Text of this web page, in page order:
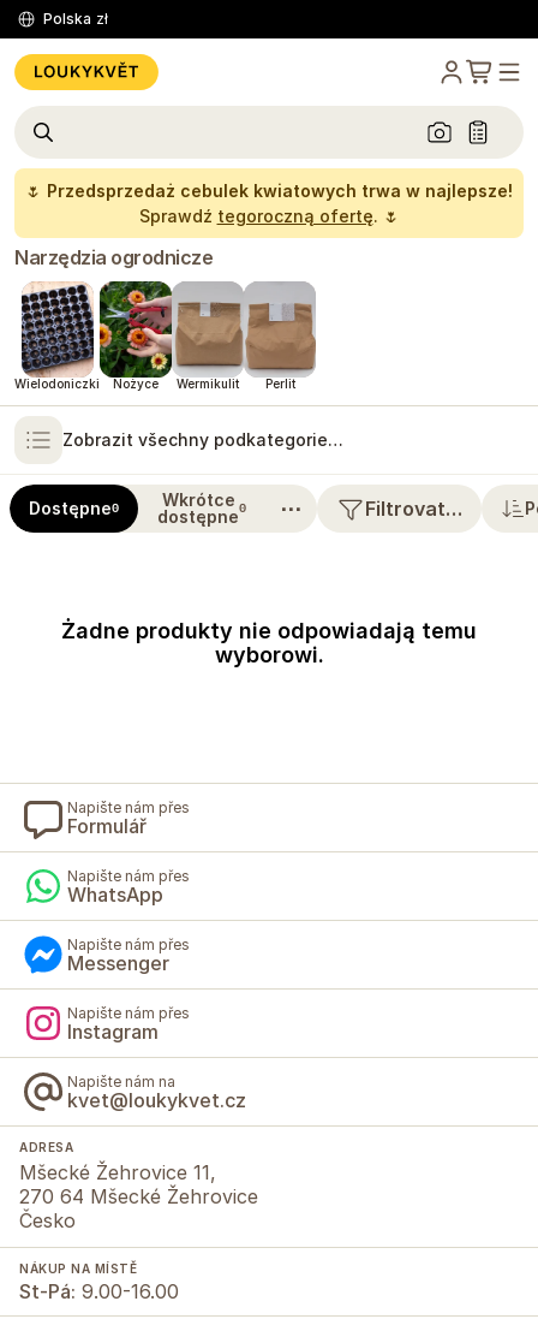
Polska zł
🌷 Przedsprzedaż cebulek kwiatowych trwa w najlepsze!
Sprawdź tegoroczną ofertę. 🌷
Narzędzia ogrodnicze
Wielodoniczki Nożyce Wermikulit Perlit
Zobrazit všechny podkategorie…
Dostępne0
Wkrótce
dostępne0 ⋯ Filtrovat…
Żadne produkty nie odpowiadają temu
wyborowi.
Napište nám přes
Formulář
Napište nám přes
WhatsApp
Napište nám přes
Messenger
Napište nám přes
Instagram
Napište nám na
kvet@loukykvet.cz
ADRESA
Mšecké Žehrovice 11,
270 64 Mšecké Žehrovice
Česko
NÁKUP NA MÍSTĚ
St-Pá: 9.00-16.00